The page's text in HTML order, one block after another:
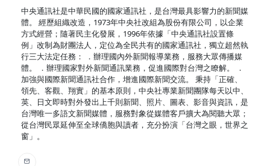
中央通訊社是中華民國的國家通訊社，是台灣最具影響力的新聞媒
體。 經歷組織改造，1973年中央社改組為股份有限公司，以企業
方式經營；隨著民主化發展，1996年依據「中央通訊社設置條
例」改制為財團法人，定位為全民共有的國家通訊社，獨立超然執
行三大法定任務： ．辦理國內外新聞報導業務，服務大眾傳播媒
體。 ．辦理國家對外新聞通訊業務，促進國際對台灣之瞭解。 ．
加強與國際新聞通訊社合作，增進國際新聞交流。 秉持「正確、
領先、客觀、翔實」的基本原則，中央社專業新聞團隊每天以中、
英、日文即時對外發出上千則新聞、照片、圖表、影音與資訊，是
台灣唯一多語文新聞媒體，服務對象從媒體客戶擴大為閱聽大眾；
從台灣民眾延伸至全球僑胞與讀者，充分扮演「台灣之眼，世界之
窗」。